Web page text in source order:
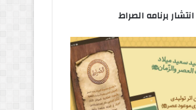
انتشار برنامه الصراط